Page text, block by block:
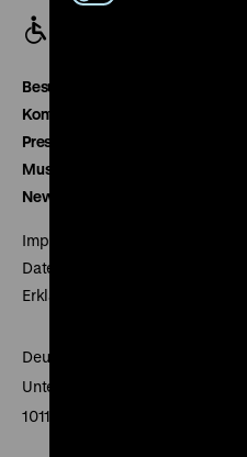
Besucherservice
Kontakt
Presse
Museumsverein
Newsletter
Impressum
Datenschutz
Erklärung digitale Barrierefreiheit
Deutsches Historisches Museum
Unter den Linden 2
10117 Berlin